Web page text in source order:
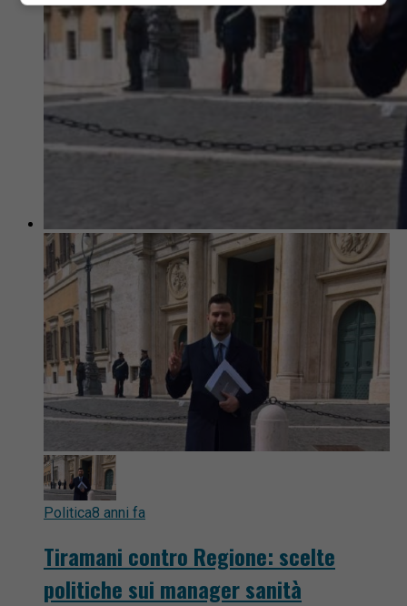
Politica8 anni fa
Tiramani contro Regione: scelte
politiche sui manager sanità